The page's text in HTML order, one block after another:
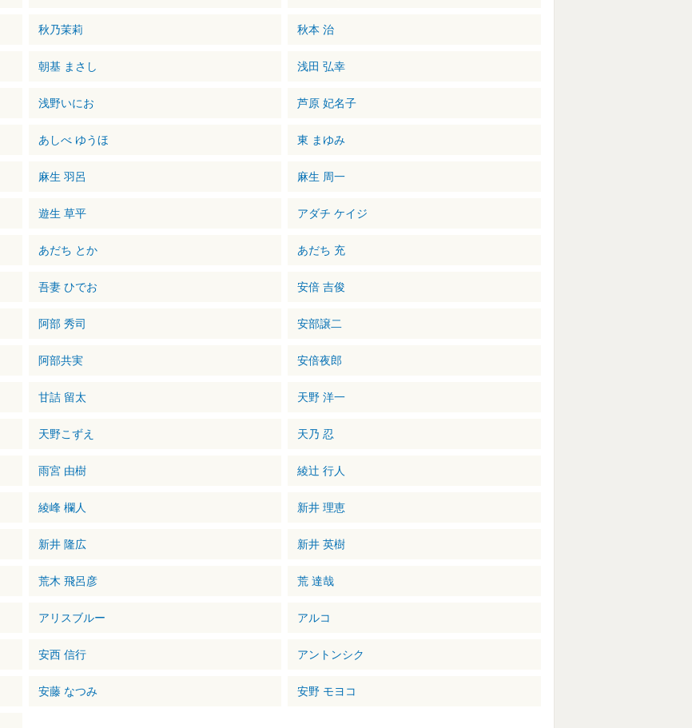
秋乃茉莉 秋本 治
朝基 まさし 浅田 弘幸
浅野いにお 芦原 妃名子
あしべ ゆうほ 東 まゆみ
麻生 羽呂 麻生 周一
遊生 草平 アダチ ケイジ
あだち とか あだち 充
吾妻 ひでお 安倍 吉俊
阿部 秀司 安部譲二
阿部共実 安倍夜郎
甘詰 留太 天野 洋一
天野こずえ 天乃 忍
雨宮 由樹 綾辻 行人
綾峰 欄人 新井 理恵
新井 隆広 新井 英樹
荒木 飛呂彦 荒 達哉
アリスブルー アルコ
安西 信行 アントンシク
安藤 なつみ 安野 モヨコ